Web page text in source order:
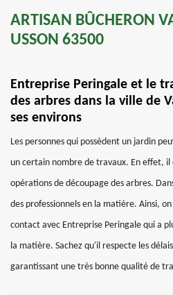
ARTISAN BÛCHERON
USSON 63500
Entreprise Peringale et le
des arbres dans la ville de
ses environs
Les personnes qui possèdent un jardin
un certain nombre de travaux. En effet, il
opérations de découpage des arbres.
des professionnels en la matière. Ainsi,
contact avec Entreprise Peringale qui a
la matière. Sachez qu'il respecte les
garantissant une très bonne qualité de